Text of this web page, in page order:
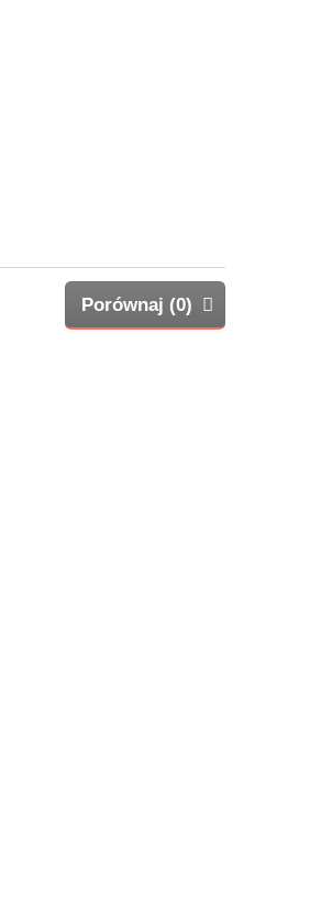
Porównaj (0)